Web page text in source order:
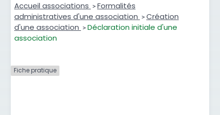
Accueil associations > Formalités
administratives d'une association > Création
d'une association > Déclaration initiale d'une
association
Fiche pratique